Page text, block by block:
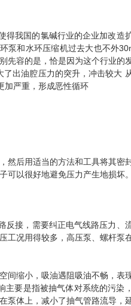
得我国的氯碱行业的企业加改造
泵和水环压缩机过去大也不外
先容的是，恰是因为这个行业的
出油腔压力的突升，冲击较大
加严重，形成恶性循环
然后用适当的方法和工具将其密
可以很好地避免压力产生地损坏
反接，需要纠正电气线路压力、
工况用得较多，高压泵、螺杆泵
间缩小，吸油遇阻吸油不畅，表
主要是指被抽气体对系统的污染
泵体上，减小了抽气管路流导，